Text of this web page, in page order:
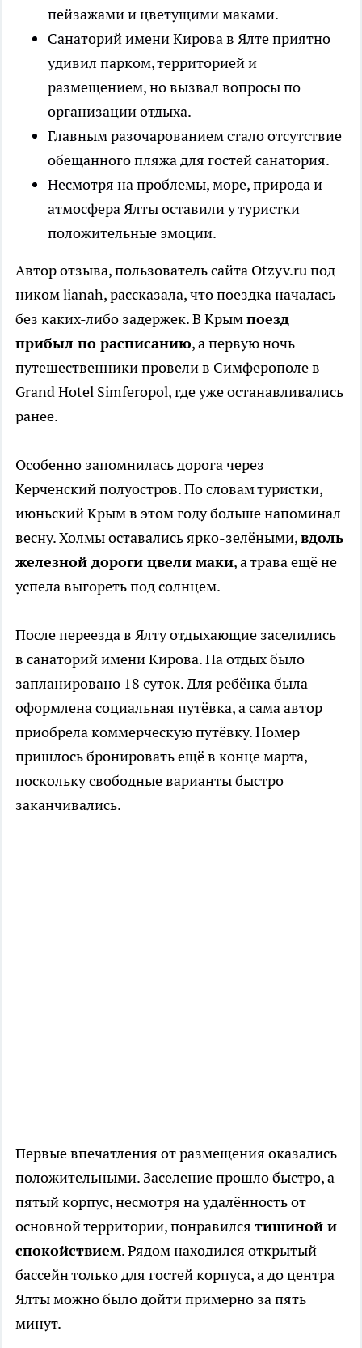
пейзажами и цветущими маками.
Санаторий имени Кирова в Ялте приятно
удивил парком, территорией и
размещением, но вызвал вопросы по
организации отдыха.
Главным разочарованием стало отсутствие
обещанного пляжа для гостей санатория.
Несмотря на проблемы, море, природа и
атмосфера Ялты оставили у туристки
положительные эмоции.
Автор отзыва, пользователь сайта Otzyv.ru под
ником lianah, рассказала, что поездка началась
без каких-либо задержек. В Крымпоезд
прибыл по расписанию, а первую ночь
путешественники провели в Симферополе в
Grand Hotel Simferopol, где уже останавливались
ранее.
Особенно запомнилась дорога через
Керченский полуостров. По словам туристки,
июньский Крым в этом году больше напоминал
весну. Холмы оставались ярко-зелёными,вдоль
железной дороги цвели маки, а трава ещё не
успела выгореть под солнцем.
После переезда в Ялту отдыхающие заселились
в санаторий имени Кирова. На отдых было
запланировано 18 суток. Для ребёнка была
оформлена социальная путёвка, а сама автор
приобрела коммерческую путёвку. Номер
пришлось бронировать ещё в конце марта,
поскольку свободные варианты быстро
заканчивались.
Первые впечатления от размещения оказались
положительными. Заселение прошло быстро, а
пятый корпус, несмотря на удалённость от
основной территории, понравился тишиной и
спокойствием. Рядом находился открытый
бассейн только для гостей корпуса, а до центра
Ялты можно было дойти примерно за пять
минут.